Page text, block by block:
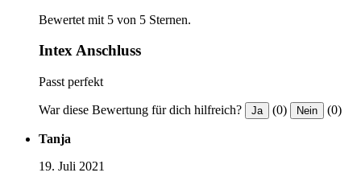
Bewertet mit 5 von 5 Sternen.
Intex Anschluss
Passt perfekt
War diese Bewertung für dich hilfreich? Ja (0) Nein (0)
Tanja
19. Juli 2021